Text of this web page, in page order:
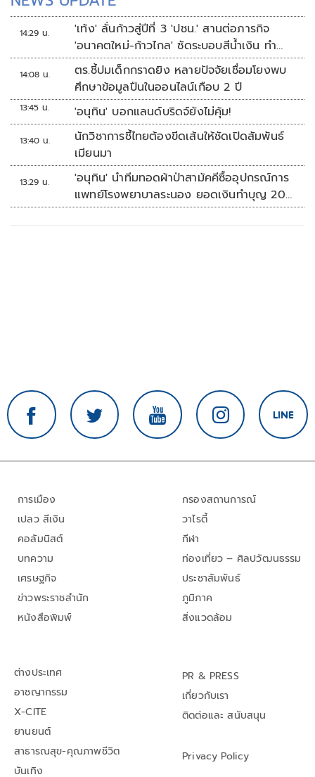
14:29 น.
'เท้ง' ลั่นก้าวสู่ปีที่ 3 'ปชน.' สานต่อภารกิจ
'อนาคตใหม่-ก้าวไกล' ซัดระบอบสีน้ำเงิน ทำ
หลักนิติรัฐ-นิติธรรมสั่นคลอน
14:08 น.
ตร.ชี้ปมเด็กกราดยิง หลายปัจจัยเชื่อมโยงพบ
ศึกษาข้อมูลปืนในออนไลน์เกือบ 2 ปี
13:45 น. 'อนุทิน' บอกแลนด์บริดจ์ยังไม่คุ้ม!
13:40 น.
นักวิชาการชี้ไทยต้องขีดเส้นให้ชัดเปิดสัมพันธ์
เมียนมา
13:29 น.
'อนุทิน' นำทีมทอดผ้าป่าสามัคคีซื้ออุปกรณ์การ
แพทย์โรงพยาบาลระนอง ยอดเงินทำบุญ 20
ล้านบาท
การเมือง
เปลว สีเงิน
คอลัมนิสต์
บทความ
เศรษฐกิจ
ข่าวพระราชสำนัก
หนังสือพิมพ์
กรองสถานการณ์
วาไรตี้
กีฬา
ท่องเที่ยว – ศิลปวัฒนธรรม
ประชาสัมพันธ์
ภูมิภาค
สิ่งแวดล้อม
ต่างประเทศ
อาชญากรรม
X-CITE
ยานยนต์
สาธารณสุข-คุณภาพชีวิต
บันเทิง
PR & PRESS
เกี่ยวกับเรา
ติดต่อและ สนับสนุน
Privacy Policy